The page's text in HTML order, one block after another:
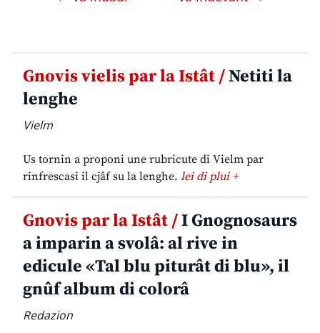
Gnovis vielis par la Istât /Netiti la
lenghe
Vielm
Us tornin a proponi une rubricute di Vielm par
rinfrescasi il cjâf su la lenghe. lei di plui +
Gnovis par la Istât /I Gnognosaurs
a imparin a svolâ: al rive in
edicule «Tal blu piturât di blu», il
gnûf album di colorâ
Redazion